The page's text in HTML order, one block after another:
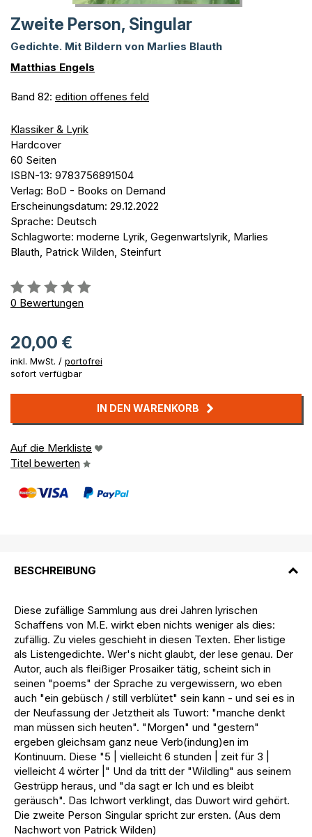
Zweite Person, Singular
Gedichte. Mit Bildern von Marlies Blauth
Matthias Engels
Band 82: edition offenes feld
Klassiker & Lyrik
Hardcover
60 Seiten
ISBN-13: 9783756891504
Verlag: BoD - Books on Demand
Erscheinungsdatum: 29.12.2022
Sprache: Deutsch
Schlagworte: moderne Lyrik, Gegenwartslyrik, Marlies
Blauth, Patrick Wilden, Steinfurt
Bewertung::
0%
0 Bewertungen
20,00 €
inkl. MwSt. / portofrei
sofort verfügbar
IN DEN WARENKORB
Auf die Merkliste
Titel bewerten
BESCHREIBUNG
Diese zufällige Sammlung aus drei Jahren lyrischen
Schaffens von M.E. wirkt eben nichts weniger als dies:
zufällig. Zu vieles geschieht in diesen Texten. Eher listige
als Listengedichte. Wer's nicht glaubt, der lese genau. Der
Autor, auch als fleißiger Prosaiker tätig, scheint sich in
seinen "poems" der Sprache zu vergewissern, wo eben
auch "ein gebüsch / still verblütet" sein kann - und sei es in
der Neufassung der Jetztheit als Tuwort: "manche denkt
man müssen sich heuten". "Morgen" und "gestern"
ergeben gleichsam ganz neue Verb(indung)en im
Kontinuum. Diese "5 | vielleicht 6 stunden | zeit für 3 |
vielleicht 4 wörter |" Und da tritt der "Wildling" aus seinem
Gestrüpp heraus, und "da sagt er Ich und es bleibt
geräusch". Das Ichwort verklingt, das Duwort wird gehört.
Die zweite Person Singular spricht zur ersten. (Aus dem
Nachwort von Patrick Wilden)